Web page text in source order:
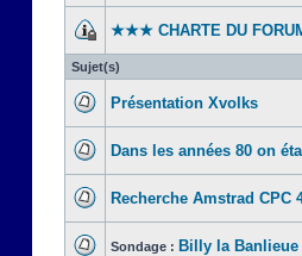
★★★ CHARTE DU
Sujet(s)
Présentation Xvolks
Dans les années 80 on
Recherche Amstrad CPC
Sondage : Billy la